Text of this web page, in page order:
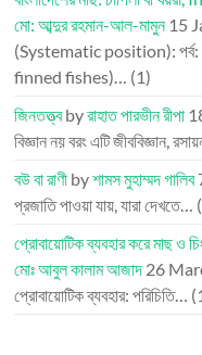
মো: আব্দুর রহমান-আল-মামুন 15
(Systematic position):
finned fishes)… (1)
জিনতত্ত্বbyরাহাত পারভীন রীপা
বিজ্ঞান নয় বরং এটি জীববিজ্ঞান,
বউ বা রাণী byশামস মুহাম্মদ গালিব
প্রজাতি পাওয়া যায়, যারা দেখতে…
প্রোবায়োটিক ব্যবহার করে মাছ ও
মোঃ আবুল কালাম আজাদ 26
প্রোবায়োটিক ব্যবহার: পরিচিতি…